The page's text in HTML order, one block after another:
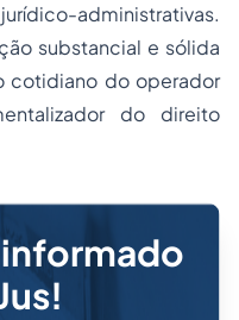
administrativas.
substancial e sólida
cotidiano do operador
do direito